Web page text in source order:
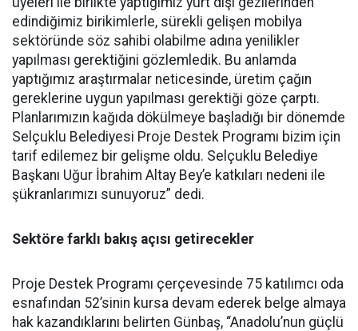
edindiğimiz birikimlerle, sürekli gelişen mobilya
sektöründe söz sahibi olabilme adına yenilikler
yapılması gerektiğini gözlemledik. Bu anlamda
yaptığımız araştırmalar neticesinde, üretim çağın
gereklerine uygun yapılması gerektiği göze çarptı.
Planlarımızın kağıda dökülmeye başladığı bir dönemde
Selçuklu Belediyesi Proje Destek Programı bizim için
tarif edilemez bir gelişme oldu. Selçuklu Belediye
Başkanı Uğur İbrahim Altay Bey’e katkıları nedeni ile
şükranlarımızı sunuyoruz” dedi.
Sektöre farklı bakış açısı getirecekler
Proje Destek Programı çerçevesinde 75 katılımcı oda
esnafından 52’sinin kursa devam ederek belge almaya
hak kazandıklarını belirten Günbaş, “Anadolu’nun güçlü